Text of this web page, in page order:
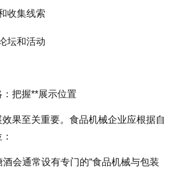
收集线索
坛和活动
把握**展示位置
果至关重要。食品机械企业应根据自
会通常设有专门的“食品机械与包装